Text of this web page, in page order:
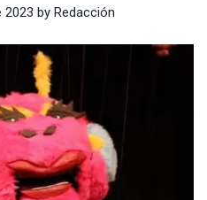
2023 by Redacción